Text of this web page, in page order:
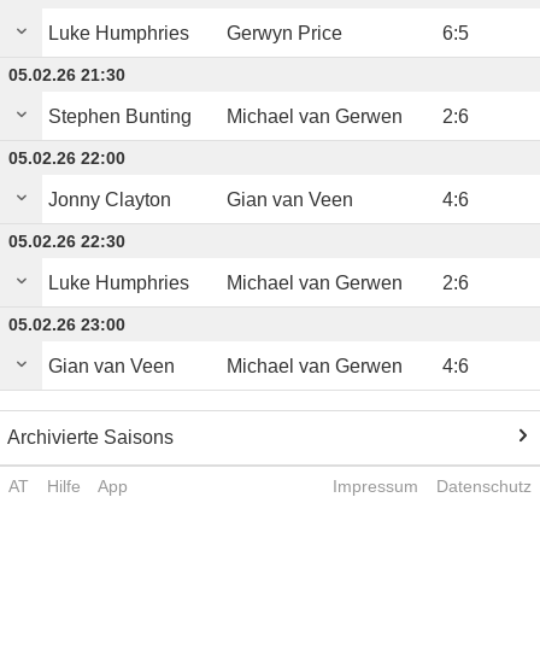
Luke Humphries Gerwyn Price 6:5
05.02.26 21:30
Stephen Bunting Michael van Gerwen 2:6
05.02.26 22:00
Jonny Clayton Gian van Veen 4:6
05.02.26 22:30
Luke Humphries Michael van Gerwen 2:6
05.02.26 23:00
Gian van Veen Michael van Gerwen 4:6
Archivierte Saisons
AT Hilfe App Impressum Datenschutz